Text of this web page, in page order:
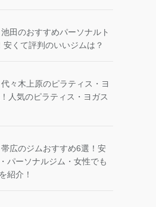
池田のおすすめパーソナルト
安くて評判のいいジムは？
代々木上原のピラティス・ヨ
人気のピラティス・ヨガス
帯広のジムおすすめ6選！安
パーソナルジム・女性でも
紹介！